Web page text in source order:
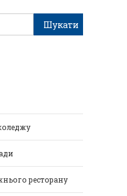
ресторану